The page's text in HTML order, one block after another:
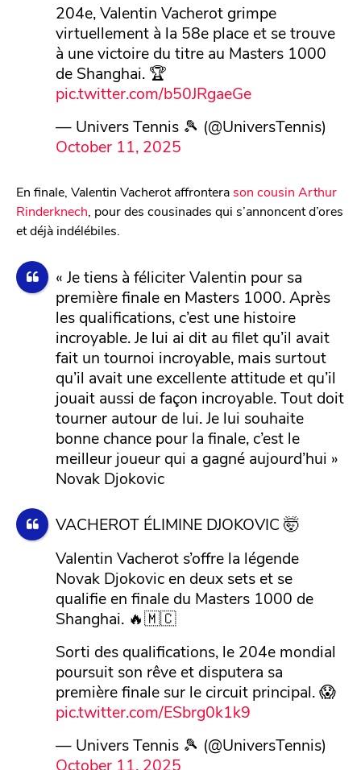
204e, Valentin Vacherot grimpe
virtuellement à la 58e place et se trouve
à une victoire du titre au Masters 1000
de Shanghai. 🏆
pic.twitter.com/b50JRgaeGe
— Univers Tennis 🎾 (@UniversTennis)
October 11, 2025
En finale, Valentin Vacherot affronterason cousin Arthur
Rinderknech, pour des cousinades qui s’annoncent d’ores
et déjà indélébiles.
« Je tiens à féliciter Valentin pour sa
première finale en Masters 1000. Après
les qualifications, c’est une histoire
incroyable. Je lui ai dit au filet qu’il avait
fait un tournoi incroyable, mais surtout
qu’il avait une excellente attitude et qu’il
jouait aussi de façon incroyable. Tout doit
tourner autour de lui. Je lui souhaite
bonne chance pour la finale, c’est le
meilleur joueur qui a gagné aujourd’hui »
Novak Djokovic
VACHEROT ÉLIMINE DJOKOVIC 🤯
Valentin Vacherot s’offre la légende
Novak Djokovic en deux sets et se
qualifie en finale du Masters 1000 de
Shanghai. 🔥🇲🇨
Sorti des qualifications, le 204e mondial
poursuit son rêve et disputera sa
première finale sur le circuit principal. 😱
pic.twitter.com/ESbrg0k1k9
— Univers Tennis 🎾 (@UniversTennis)
October 11, 2025